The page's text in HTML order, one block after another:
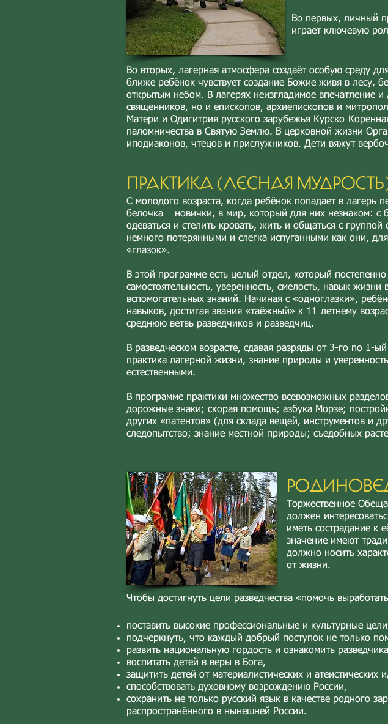
Во первых, личный
играет ключевую
Во вторых, лагерная атмосфера создаёт особую среду
ближе ребёнок чувствует создание Божие живя в лесу,
открытым небом. В лагерях неизгладимое впечатление
священников, но и епископов, архиепископов и
Матери и Одигитрия русского зарубежья Курско-
паломничества в Святую Землю. В церковной жизни
иподиаконов, чтецов и прислужников. Дети вяжут
ПРАКТИКА (ЛЕСНАЯ
С молодого возраста, когда ребёнок попадает в лагерь
белочка – новички, в мир, который для них незнаком: с
одеваться и стелить кровать, жить и общаться с
немного потерянными и слегка испуганными как они,
«глазок».
В этой программе есть целый отдел, который постепенно
самостоятельность, уверенность, смелость, навык
вспомогательных знаний. Начиная с «одноглазки»,
навыков, достигая звания «таёжный» к 11-летнему
среднюю ветвь разведчиков и разведчиц.
В разведческом возрасте, сдавая разряды от 3-го по 1-
практика лагерной жизни, знание природы и
естественными.
В программе практики множество всевозможных
дорожные знаки; скорая помощь; азбука Морзе;
других «патентов» (для склада вещей, инструментов и
следопытство; знание местной природы; съедобных
Торжественное
должен
иметь сострадание к
значение имеют
должно носить
от жизни.
Чтобы достигнуть цели разведчества «помочь
поставить высокие профессиональные и культурные
подчеркнуть, что каждый добрый поступок не только
развить национальную гордость и ознакомить
воспитать детей в веры в Бога,
защитить детей от материалистических и атеистических
способствовать духовному возрождению России,
сохранить не только русский язык в качестве родного
распространённого в нынешней России.